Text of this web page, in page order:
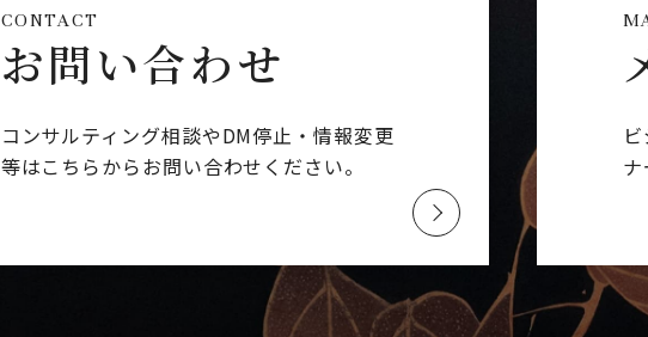
CONTACT
お問い合わせ
コンサルティング相談やDM停止・情報変更
等はこちらからお問い合わせください。